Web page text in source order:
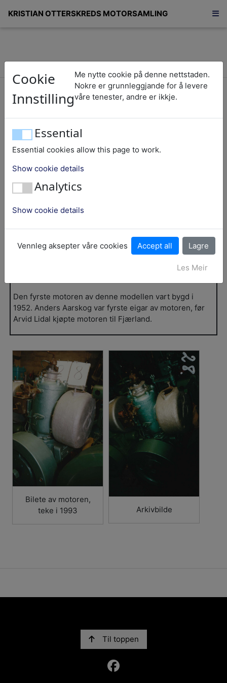
KRISTIAN OTTERSKREDS MOTORSAMLING
Cookie
Innstilling
Me nytte cookie på denne nettstaden.
Nokre er grunnleggjande for å levere
våre tenester, andre er ikkje.
Essential
Essential cookies allow this page to work.
Show cookie details
Analytics
Show cookie details
Vennleg aksepter våre cookies
Les Meir
28
Sabb
Nummer:28
Objekt:
Båtmotor
Fabrikat:
Sabb
Nasjonalitet:Noreg
Produksjonsår:1953
Storleik: 6 - 12
Arnafjord
Den fyrste motoren av denne modellen vart bygd i
1952. Anders Aarskog var fyrste eigar av motoren, før
Arvid Lidal kjøpte motoren til Fjærland.
Bilete av motoren,
teke i 1993
Arkivbilde
Til toppen